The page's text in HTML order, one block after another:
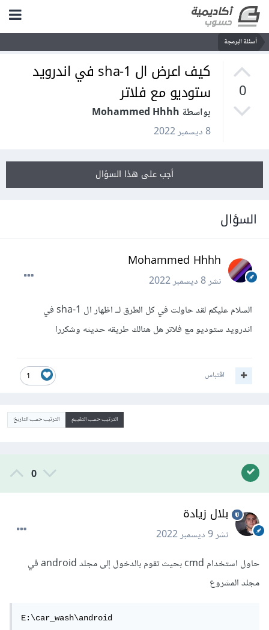
أسئلة البرمجة
0
كيف اعرض ال sha-1 في اندرويد
ستوديو مع فلاتر
بواسطة Mohammed Hhhh
8 ديسمبر 2022
أجب على هذا السؤال
السؤال
Mohammed Hhhh
نشر8 ديسمبر 2022
السلام عليكم لقد حاولت في كل الطرق لــ اظهار ال sha-1 في
اندرويد ستوديو مع فلاتر هل هنالك طريقه حديثه وشكررا
1 اقتباس
الترتيب حسب التقييم الترتيب حسب التاريخ
0
بلال زيادة
نشر9 ديسمبر 2022
حاول استخدام cmd بحيث تقوم بالدخول إلى مجلد android في
مجلد المشروع
E:\car_wash\android